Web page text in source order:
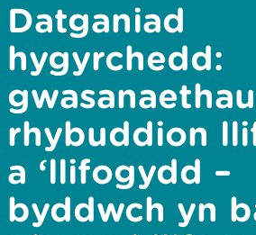
Datganiad
hygyrchedd:
gwasanaethau
rhybuddion
a ‘llifogydd –
byddwch yn